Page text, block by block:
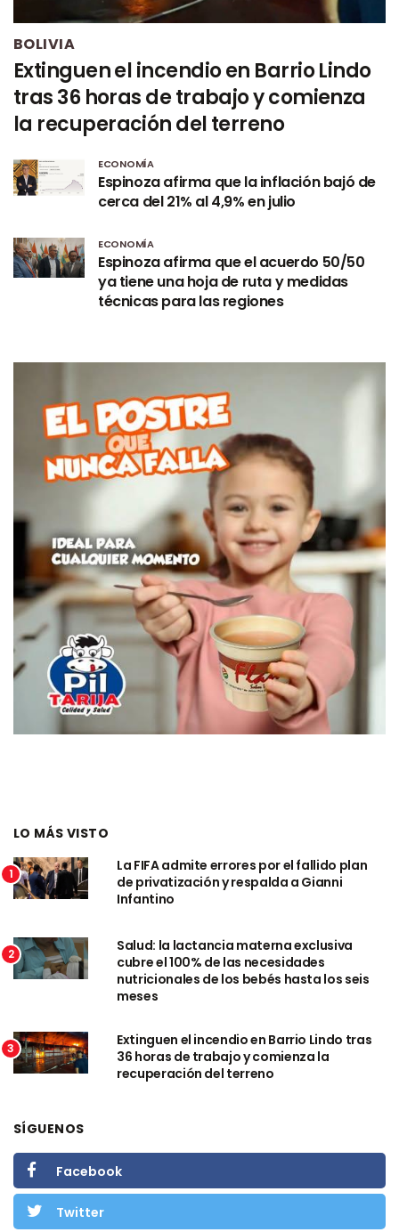
BOLIVIA
Extinguen el incendio en Barrio Lindo
tras 36 horas de trabajo y comienza
la recuperación del terreno
ECONOMÍA
Espinoza afirma que la inflación bajó de
cerca del 21% al 4,9% en julio
ECONOMÍA
Espinoza afirma que el acuerdo 50/50
ya tiene una hoja de ruta y medidas
técnicas para las regiones
LO MÁS VISTO
1
La FIFA admite errores por el fallido plan
de privatización y respalda a Gianni
Infantino
2
Salud: la lactancia materna exclusiva
cubre el 100% de las necesidades
nutricionales de los bebés hasta los seis
meses
3
Extinguen el incendio en Barrio Lindo tras
36 horas de trabajo y comienza la
recuperación del terreno
SÍGUENOS
Facebook
Twitter